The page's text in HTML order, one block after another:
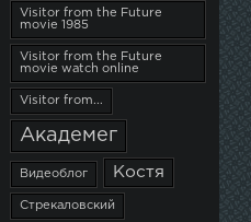
Visitor from the Future
movie 1985
Visitor from the Future
movie watch online
Visitor from...
Академег
Видеоблог Костя
Стрекаловский